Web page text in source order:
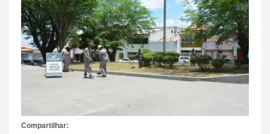
Compartilhar: